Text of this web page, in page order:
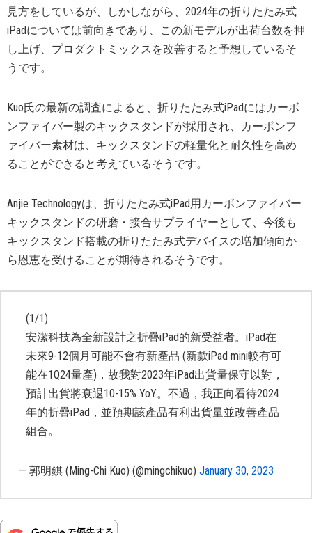
見方をしているが、しかしながら、2024年の折りたたみ式
iPadについては前向きであり、この新モデルが出荷台数を押
し上げ、プロダクトミックスを改善すると予想しているそ
うです。
Kuo氏の最新の調査によると、折りたたみ式iPadにはカーボ
ンファイバー製のキックスタンドが採用され、カーボンフ
ァイバー素材は、キックスタンドの軽量化と耐久性を高め
ることができると考えているそうです。
Anjie Technologyは、折りたたみ式iPad用カーボンファイバー
キックスタンドの研磨・接合サプライヤーとして、今後も
キックスタンド搭載の折りたたみ式デバイスの増加傾向か
ら恩恵を受けることが期待されるそうです。
(1/1)
安潔科技為全新設計之折疊iPad的新受益者。iPad在
未來9-12個月可能不會有新產品 (新款iPad mini較有可
能在1Q24量產)，故我對2023年iPad出貨量保守以對，
預計出貨將衰退10-15% YoY。不過，我正向看待2024
年的折疊iPad，並預期該產品有利出貨量並改善產品
組合。
— 郭明錤 (Ming-Chi Kuo) (@mingchikuo) January 30, 2023